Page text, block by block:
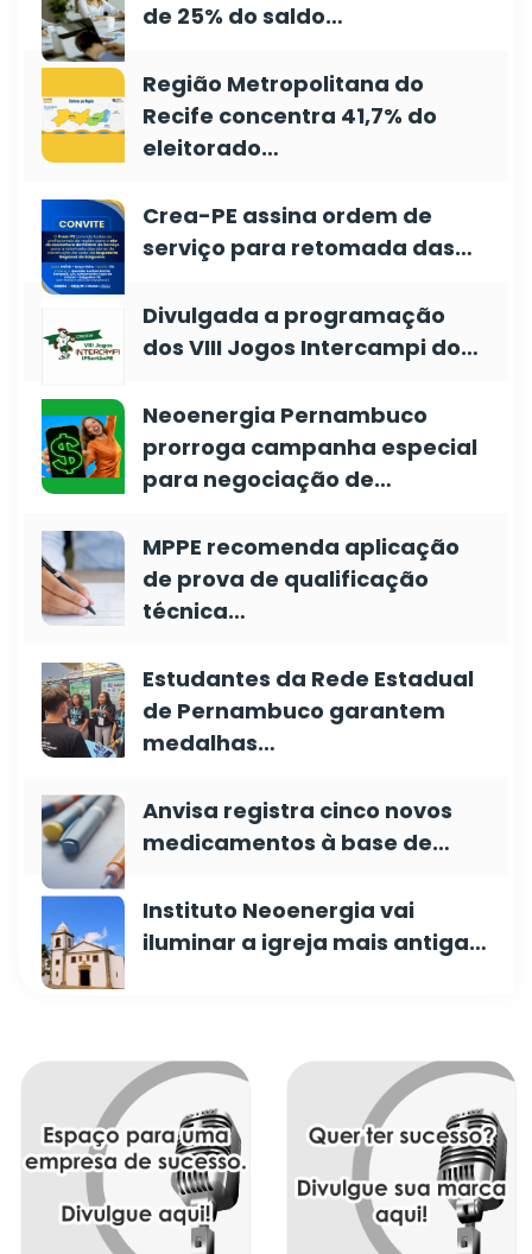
de 25% do saldo…
Região Metropolitana do
Recife concentra 41,7% do
eleitorado…
Crea-PE assina ordem de
serviço para retomada das…
Divulgada a programação
dos VIII Jogos Intercampi do…
Neoenergia Pernambuco
prorroga campanha especial
para negociação de…
MPPE recomenda aplicação
de prova de qualificação
técnica…
Estudantes da Rede Estadual
de Pernambuco garantem
medalhas…
Anvisa registra cinco novos
medicamentos à base de…
Instituto Neoenergia vai
iluminar a igreja mais antiga…